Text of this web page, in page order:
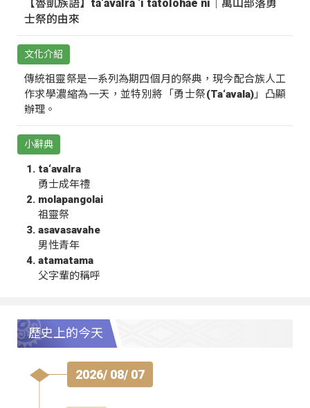
【魯凱族語】ta‘avalra ‘i tatolohae ni｜萬山部落勇
士祭的由來
文化介紹
傳統祖靈祭是一系列為期四個月的祭典，現今配合族人工
作求學濃縮為一天，並特別將「勇士祭(Ta‘avala)」凸顯
辦理。
小辭典
ta‘avalra
勇士成年禮
molapangolai
祖靈祭
asavasavahe
男性青年
atamatama
父字輩的稱呼
歷史上的今天
2026/ 08/ 07